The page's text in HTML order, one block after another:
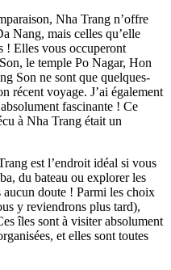
Nha Trang n’offre
Nang, mais celles qu’elle
! Elles vous occuperont
le temple Po Nagar, Hon
Son ne sont que quelques-
récent voyage. J’ai également
fascinante ! Ce
à Nha Trang était un
est l’endroit idéal si vous
du bateau ou explorer les
aucun doute ! Parmi les choix
y reviendrons plus tard),
îles sont à visiter absolument
et elles sont toutes